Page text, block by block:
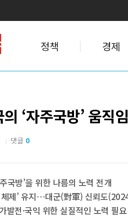
정책 경제
‘자주국방’ 움
| 댓글 0
국방’을 위한 나름의 노력 전개
체제’ 유지…대군(對軍) 신뢰도
발전·국익 위한 실질적인 노력 필